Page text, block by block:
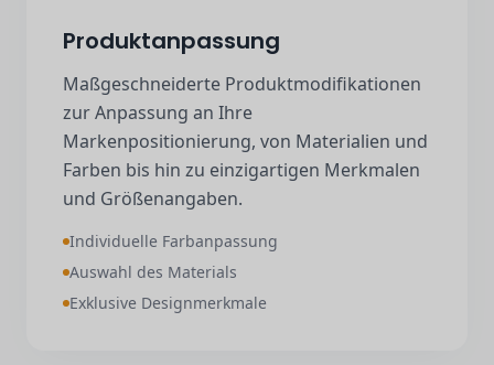
Produktanpassung
Maßgeschneiderte Produktmodifikationen
zur Anpassung an Ihre
Markenpositionierung, von Materialien und
Farben bis hin zu einzigartigen Merkmalen
und Größenangaben.
Individuelle Farbanpassung
Auswahl des Materials
Exklusive Designmerkmale